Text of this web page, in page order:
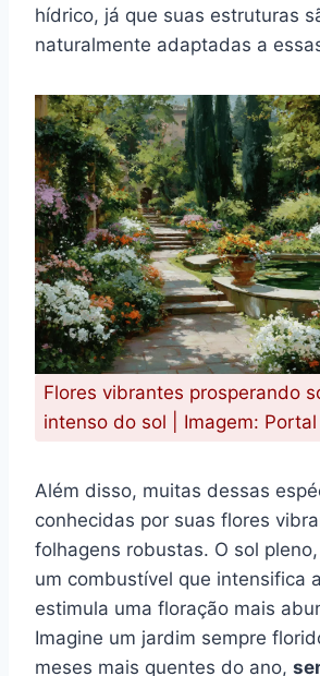
hídrico, já que suas estruturas
naturalmente adaptadas a
Flores vibrantes prosperando
intenso do sol | Imagem: Portal
Além disso, muitas dessas
conhecidas por suas flores
folhagens robustas. O sol
um combustível que intensifica
estimula uma floração mais
Imagine um jardim sempre
meses mais quentes do ano,